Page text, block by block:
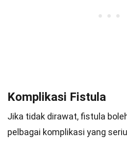
Komplikasi Fistula
Jika tidak dirawat, fistula
pelbagai komplikasi yang